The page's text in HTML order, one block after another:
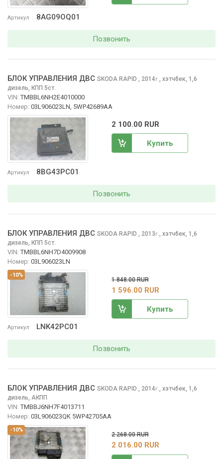
Артикул 8AG09OQ01
Позвонить
Артикул 8BG43PC01
БЛОК УПРАВЛЕНИЯ ДВС SKODA RAPID , 2014г., хэтчбек, 1,6
дизель, КПП 5ст.
VIN: TMBBL6NH2E4010000
Номер: 03L906023LN, 5WP42689AA
2 100.00 RUR
Купить
Позвонить
-10%
Артикул LNK42PC01
БЛОК УПРАВЛЕНИЯ ДВС SKODA RAPID , 2013г., хэтчбек, 1,6
дизель, КПП 5ст.
VIN: TMBBL6NH7D4009908
Номер: 03L906023LN
1 848.00 RUR
1 596.00 RUR
Купить
Позвонить
-10%
БЛОК УПРАВЛЕНИЯ ДВС SKODA RAPID , 2014г., хэтчбек, 1,6
дизель, АКПП
VIN: TMBBJ6NH7F4013711
Номер: 03L906023QK 5WP42705AA
2 268.00 RUR
2 016.00 RUR